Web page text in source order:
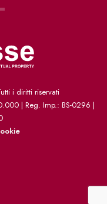
i diritti riservati
| Reg. Imp.: BS-0296 |